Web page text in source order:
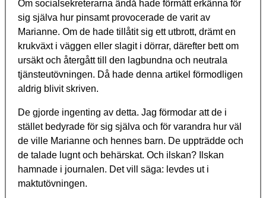
Om socialsekreterarna ändå hade förmått erkänna för
sig själva hur pinsamt provocerade de varit av
Marianne. Om de hade tillåtit sig ett utbrott, drämt en
krukväxt i väggen eller slagit i dörrar, därefter bett om
ursäkt och återgått till den lagbundna och neutrala
tjänsteutövningen. Då hade denna artikel förmodligen
aldrig blivit skriven.
De gjorde ingenting av detta. Jag förmodar att de i
stället bedyrade för sig själva och för varandra hur väl
de ville Marianne och hennes barn. De uppträdde och
de talade lugnt och behärskat. Och ilskan? Ilskan
hamnade i journalen. Det vill säga: levdes ut i
maktutövningen.